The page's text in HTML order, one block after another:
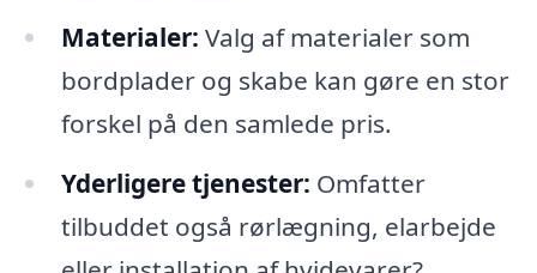
Materialer: Valg af materialer som
bordplader og skabe kan gøre en stor
forskel på den samlede pris.
Yderligere tjenester: Omfatter
tilbuddet også rørlægning, elarbejde